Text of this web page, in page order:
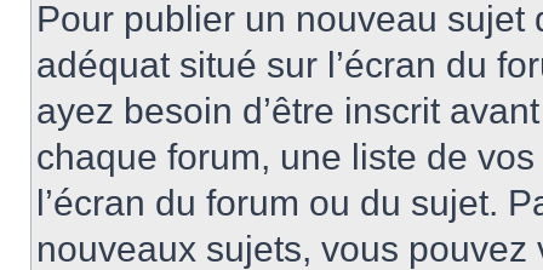
Pour publier un nouveau
adéquat situé sur l’écran du
ayez besoin d’être inscrit
chaque forum, une liste de
l’écran du forum ou du sujet.
nouveaux sujets, vous